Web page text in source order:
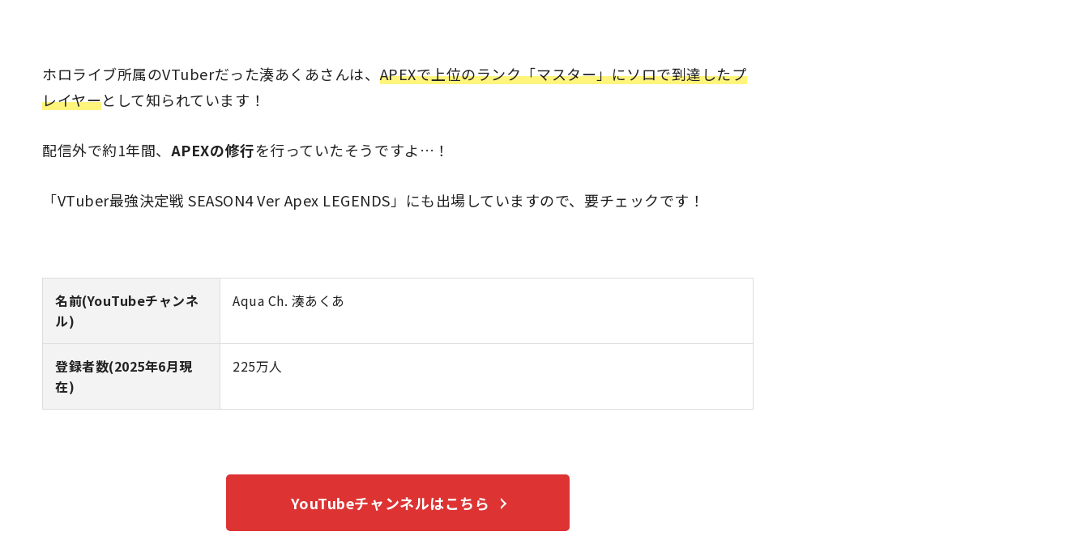
ホロライブ所属のVTuberだった湊あくあさんは、 APEXで上位のランク「マスター」にソロで到達したプ
レイヤーとして知られています！
配信外で約1年間、 APEXの修行を行っていたそうですよ…！
「VTuber最強決定戦 SEASON4 Ver Apex LEGENDS」にも出場していますので、要チェックです！
名前(YouTubeチャンネ
ル)
Aqua Ch. 湊あくあ
登録者数(2025年6月現
在)
225万人
YouTubeチャンネルはこちら